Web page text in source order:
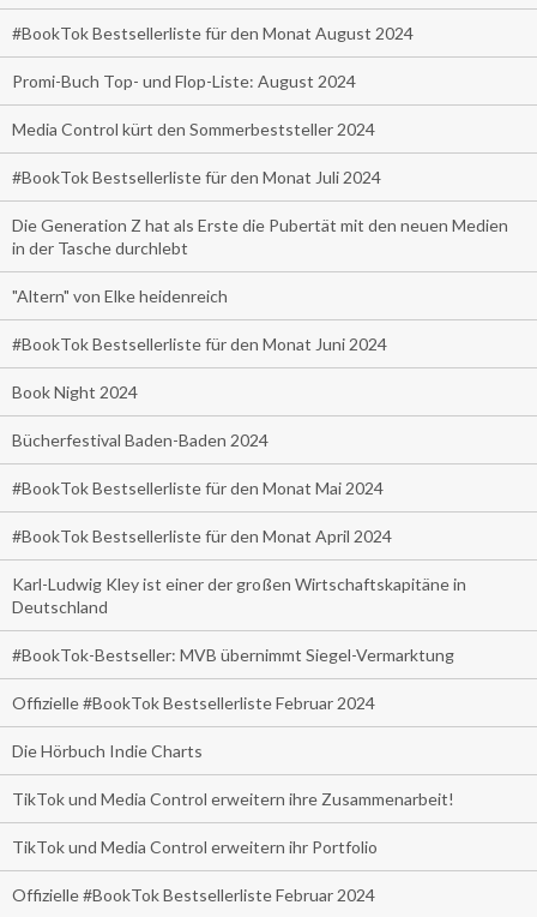
#BookTok Bestsellerliste für den Monat August 2024
Promi-Buch Top- und Flop-Liste: August 2024
Media Control kürt den Sommerbeststeller 2024
#BookTok Bestsellerliste für den Monat Juli 2024
Die Generation Z hat als Erste die Pubertät mit den neuen Medien
in der Tasche durchlebt
"Altern" von Elke heidenreich
#BookTok Bestsellerliste für den Monat Juni 2024
Book Night 2024
Bücherfestival Baden-Baden 2024
#BookTok Bestsellerliste für den Monat Mai 2024
#BookTok Bestsellerliste für den Monat April 2024
Karl-Ludwig Kley ist einer der großen Wirtschaftskapitäne in
Deutschland
#BookTok-Bestseller: MVB übernimmt Siegel-Vermarktung
Offizielle #BookTok Bestsellerliste Februar 2024
Die Hörbuch Indie Charts
TikTok und Media Control erweitern ihre Zusammenarbeit!
TikTok und Media Control erweitern ihr Portfolio
Offizielle #BookTok Bestsellerliste Februar 2024